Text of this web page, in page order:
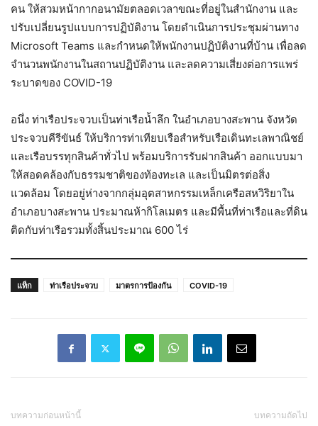
คน ให้สวมหน้ากากอนามัยตลอดเวลาขณะที่อยู่ในสำนักงาน และ
ปรับเปลี่ยนรูปแบบการปฏิบัติงาน โดยดำเนินการประชุมผ่านทาง
Microsoft Teams และกำหนดให้พนักงานปฏิบัติงานที่บ้าน เพื่อลด
จำนวนพนักงานในสถานปฏิบัติงาน และลดความเสี่ยงต่อการแพร่
ระบาดของ COVID-19
อนึ่ง ท่าเรือประจวบเป็นท่าเรือน้ำลึก ในอำเภอบางสะพาน จังหวัด
ประจวบคีรีขันธ์ ให้บริการท่าเทียบเรือสำหรับเรือเดินทะเลพาณิชย์
และเรือบรรทุกสินค้าทั่วไป พร้อมบริการรับฝากสินค้า ออกแบบมา
ให้สอดคล้องกับธรรมชาติของท้องทะเล และเป็นมิตรต่อสิ่ง
แวดล้อม โดยอยู่ห่างจากกลุ่มอุตสาหกรรมเหล็กเครือสหวิริยาใน
อำเภอบางสะพาน ประมาณห้ากิโลเมตร และมีพื้นที่ท่าเรือและที่ดิน
ติดกับท่าเรือรวมทั้งสิ้นประมาณ 600 ไร่
แท็ก ท่าเรือประจวบ มาตรการป้องกัน COVID-19
บทความก่อนหน้านี้ บทความถัดไป